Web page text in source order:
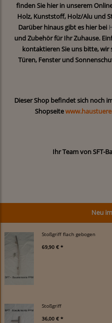
Neu
Stoßgriff flach gebogen
69,90 € *
Stoßgriff
36,00 € *
finden Sie hier in unserem
Holz, Kunststoff, Holz/Alu und
Darüber hinaus gibt es hier bei
und Zubehör für Ihr Zuhause.
kontaktieren Sie uns bitte,
Türen, Fenster und
Dieser Shop befindet sich noch
Shopseite
Ihr Team von SFT-